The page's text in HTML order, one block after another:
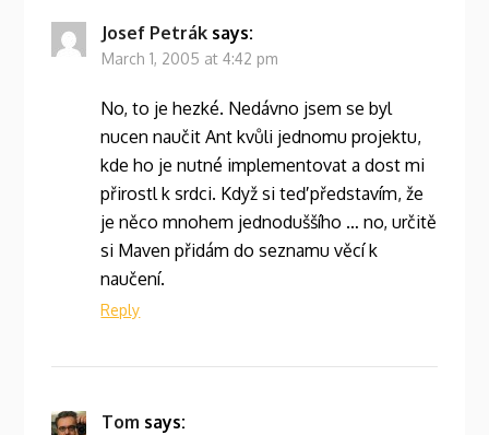
Josef Petrák says:
March 1, 2005 at 4:42 pm
No, to je hezké. Nedávno jsem se byl
nucen naučit Ant kvůli jednomu projektu,
kde ho je nutné implementovat a dost mi
přirostl k srdci. Když si teď představím, že
je něco mnohem jednoduššího … no, určitě
si Maven přidám do seznamu věcí k
naučení.
Reply
Tom says: